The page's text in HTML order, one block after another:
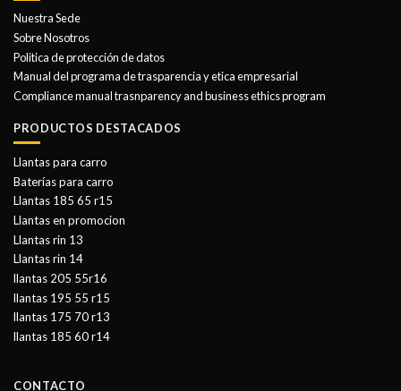
Nuestra Sede
Sobre Nosotros
Politica de protección de datos
Manual del programa de trasparencia y etica empresarial
Compliance manual trasnparency and business ethics program
PRODUCTOS DESTACADOS
Llantas para carro
Baterías para carro
Llantas 185 65 r15
Llantas en promocion
Llantas rin 13
Llantas rin 14
llantas 205 55r16
llantas 195 55 r15
llantas 175 70 r13
llantas 185 60 r14
CONTACTO